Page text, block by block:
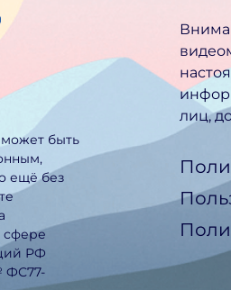
быть
ещё без
сфере
РФ
ФС77-
лиц,